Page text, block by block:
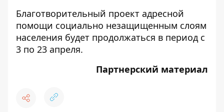
Благотворительный проект адресной
помощи социально незащищенным слоям
населения будет продолжаться в период с
3 по 23 апреля.
Партнерский материал